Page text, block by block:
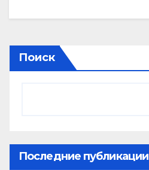
Поиск
Последние публикации